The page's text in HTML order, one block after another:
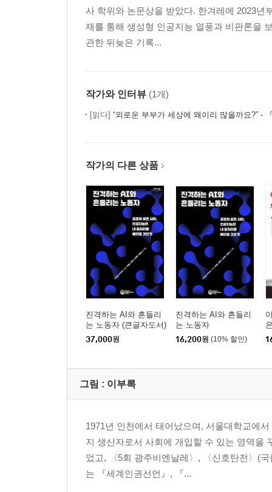
사 학위와 논문상을 받았다. 한겨레에 2023년
재를 통해 생성형 인공지능 열풍과 비판론을
관한 뒤늦은 기록...
작가와 인터뷰 (1개)
[읽다] “외로운 부부가 세상에 왜이리 많을까요?” - 『왜 우리는 혼자가 되
작가의 다른 상품
진격하는 AI와 흔들리
는 노동자 (큰글자도서)
37,000원
진격하는 AI와 흔들리
는 노동자
16,200원 (10% 할인)
그림 : 이부록
1971년 인천에서 태어났으며, 서울대학교에
지 생산자로서 사회에 개입할 수 있는 영역을
었고, 〈5회 광주비엔날레〉, 〈신호탄전〉(
는 『세계인권선언』, 『...